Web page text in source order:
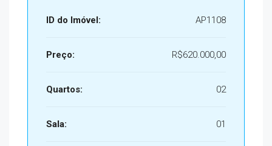
ID do Imóvel: AP1108
Preço: R$620.000,00
Quartos: 02
Sala: 01